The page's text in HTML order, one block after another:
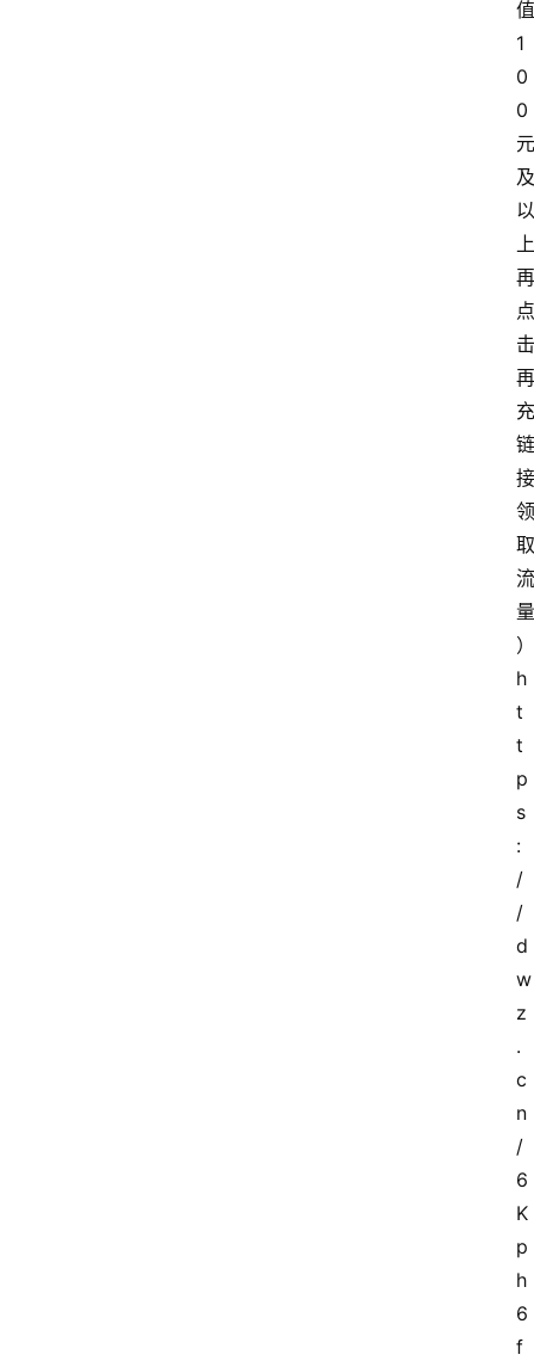
值
1
0
0
元
及
以
上
再
点
击
再
充
链
接
领
取
流
量
）
h
t
t
p
s
:
/
/
d
w
z
.
c
n
/
6
K
p
h
6
f